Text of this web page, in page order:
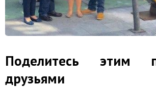
Поделитесь этим
друзьями